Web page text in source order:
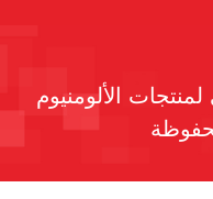
مي لمنتجات الألومنيوم